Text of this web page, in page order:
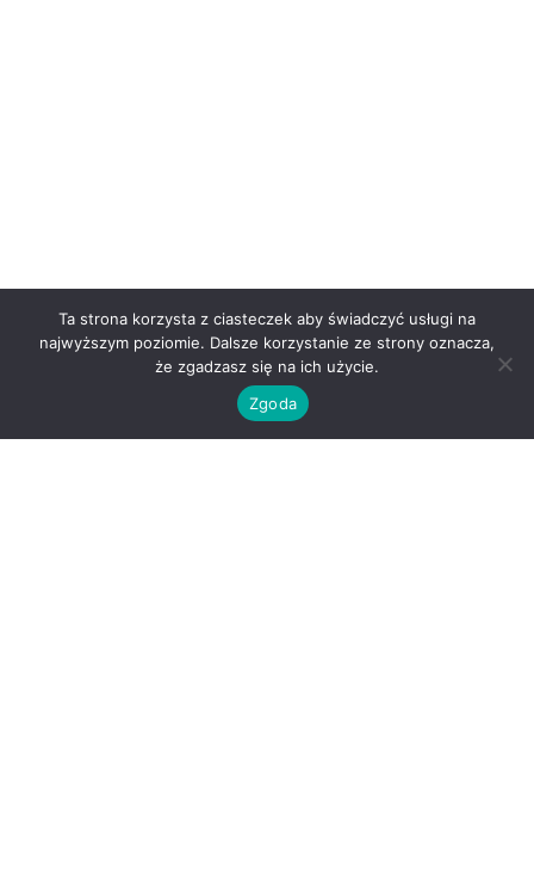
Ta strona korzysta z ciasteczek aby świadczyć usługi na
najwyższym poziomie. Dalsze korzystanie ze strony oznacza,
że zgadzasz się na ich użycie.
Zgoda